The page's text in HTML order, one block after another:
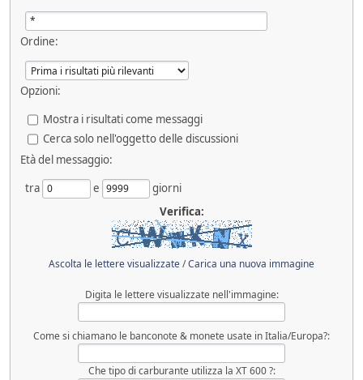
Ordine:
Opzioni:
Mostra i risultati come messaggi
Cerca solo nell'oggetto delle discussioni
Età del messaggio:
tra
e
giorni
Verifica:
Ascolta le lettere visualizzate/Carica una nuova immagine
Digita le lettere visualizzate nell'immagine:
Come si chiamano le banconote & monete usate in Italia/Europa?:
Che tipo di carburante utilizza la XT 600 ?: